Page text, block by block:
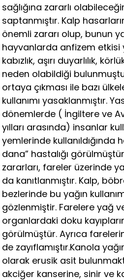
sağlığına zararlı
saptanmıştır. Kalp
önemli zararı olup, bunun
hayvanlarda anfizem etkisi
kabızlık, aşırı duyarlılık,
neden olabildiği
ortaya çıkması ile bazı
kullanımı yasaklanmıştır.
dönemlerde ( İngiltere ve
yılları arasında) insanlar
yemlerinde kullanıldığında
dana” hastalığı
zararları, fareler üzerinde
da kanıtlanmıştır. Kalp,
bezlerinde bu yağın
gözlenmiştir. Farelere yağ
organlardaki doku
görülmüştür. Ayrıca
de zayıflamıştır.Kanola
olarak erusik asit
akciğer kanserine, sinir ve